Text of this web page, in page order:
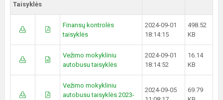
Taisyklės
Finansų kontrolės
taisyklės
2024-09-01
18:14:15
498.52
KB
Vežimo mokykliniu
autobusu taisyklės
2024-09-01
18:14:52
16.14
KB
Vežimo mokykliniu
autobusu taisyklės 2023-
2024-09-05
69.79